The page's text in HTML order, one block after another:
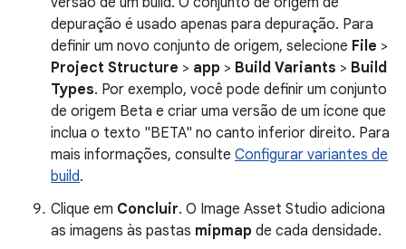
depuração é usado apenas para depuração. Para
definir um novo conjunto de origem, selecione File >
Project Structure > app > Build Variants > Build
Types. Por exemplo, você pode definir um conjunto
de origem Beta e criar uma versão de um ícone que
inclua o texto "BETA" no canto inferior direito. Para
mais informações, consulte Configurar variantes de
build.
Clique em Concluir. O Image Asset Studio adiciona
as imagens às pastas mipmap de cada densidade.